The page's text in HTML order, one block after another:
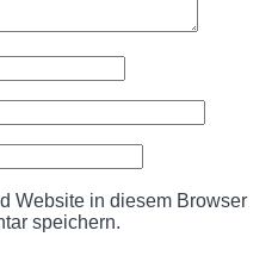
Website in diesem Browser
speichern.